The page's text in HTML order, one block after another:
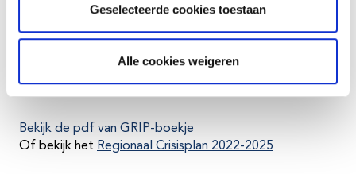
Geselecteerde cookies toestaan
Alle cookies weigeren
compacte informatie over de structuur en processen
bedoeld als handig naslagwerk voor crisisfunctionarissen
én als infoboekje voor iedereen die nieuwsgierig is naar
Bekijk de pdf van GRIP-boekje
Of bekijk het Regionaal Crisisplan 2022-2025